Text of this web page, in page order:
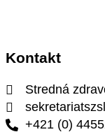
Kontakt
Stredná
+421 (0)